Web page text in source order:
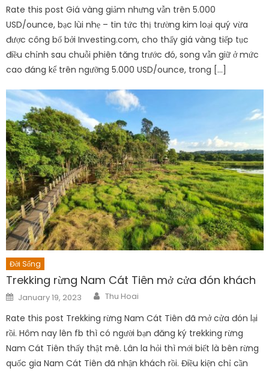
Rate this post Giá vàng giảm nhưng vẫn trên 5.000
USD/ounce, bạc lùi nhẹ – tin tức thị trường kim loại quý vừa
được công bố bởi Investing.com, cho thấy giá vàng tiếp tục
điều chỉnh sau chuỗi phiên tăng trước đó, song vẫn giữ ở mức
cao đáng kể trên ngưỡng 5.000 USD/ounce, trong […]
Đời Sống
Trekking rừng Nam Cát Tiên mở cửa đón khách
Posted
on
January 19, 2023 Author
Thu Hoai
Rate this post Trekking rừng Nam Cát Tiên đã mở cửa đón lại
rồi. Hôm nay lên fb thì có người bạn đăng ký trekking rừng
Nam Cát Tiên thấy thật mê. Lân la hỏi thì mới biết là bên rừng
quốc gia Nam Cát Tiên đã nhận khách rồi. Điều kiện chỉ cần